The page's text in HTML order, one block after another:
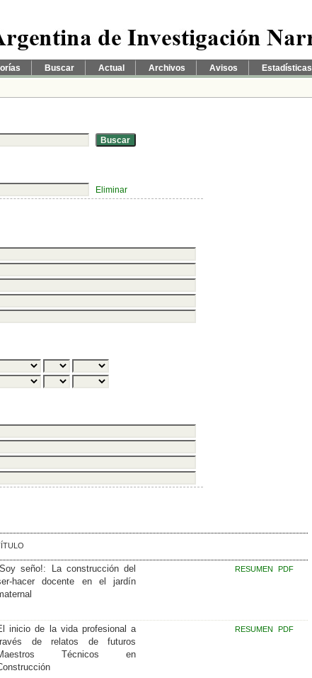
Buscar Actual Archivos Avisos Estadísticas
Eliminar
seño!: La construcción del
hacer docente en el jardín
RESUMEN PDF
inicio de la vida profesional a
de relatos de futuros
Técnicos en
RESUMEN PDF